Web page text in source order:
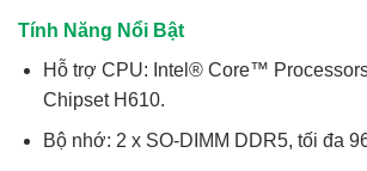
Tính Năng Nổi Bật
Hỗ trợ CPU: Intel® Core™
Chipset H610.
Bộ nhớ: 2 x SO-DIMM DDR5, tối đa